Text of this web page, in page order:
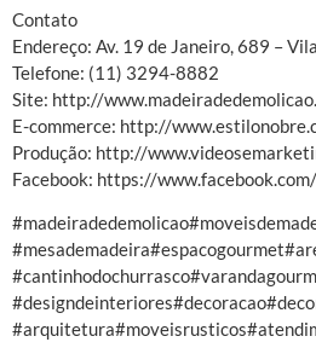
Contato
Endereço: Av. 19 de Janeiro, 689 –
Telefone: (11) 3294-8882
Site: http://
E-commerce: http://
Produção: http://
Facebook: https://